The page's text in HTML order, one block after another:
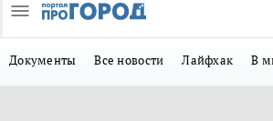
Документы Все новости Лайфхак В